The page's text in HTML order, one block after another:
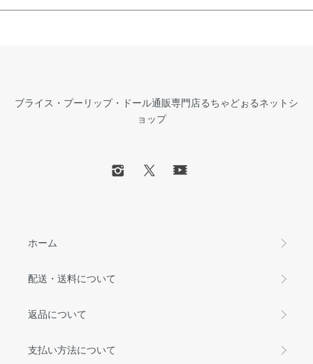
ブライス・プーリップ・ドール通販専門店るちゃどぉるネットシ
ョップ
ホーム
配送・送料について
返品について
支払い方法について